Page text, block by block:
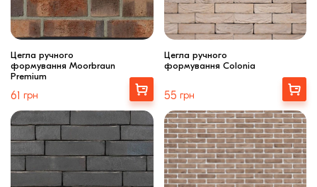
Цегла ручного
формування Moorbraun
Premium
61 грн
Вибрати
Цегла ручного
формування Colonia
55 грн
Вибрати